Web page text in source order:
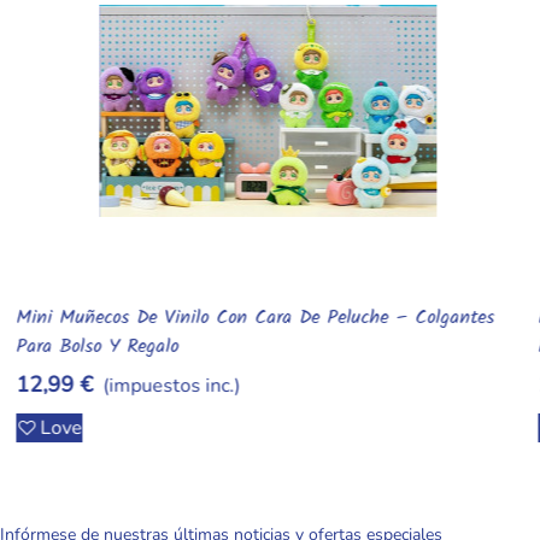
Añadir Al Carrito
Muñeca Meadow Reborn De 30 Cm Q-Elastic Con Suéter
Rosa Realista
149,99 € (impuestos inc.)
Love
Infórmese de nuestras últimas noticias y ofertas especiales